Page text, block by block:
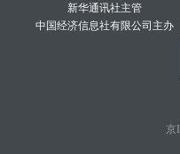
新华通讯社主管
中国经济信息社有限公司主办
京